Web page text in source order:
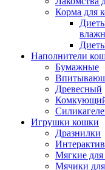
Корма для
Наполнители
Бумажные
Древесный
Игрушки кошки
Дразнилки
Мягкие
Мячики